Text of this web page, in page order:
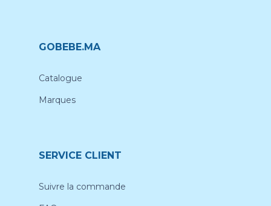
GOBEBE.MA
Catalogue
Marques
SERVICE CLIENT
Suivre la commande